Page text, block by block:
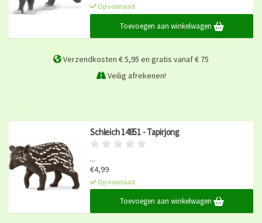
Op voorraad
Toevoegen aan winkelwagen
Verzendkosten € 5,95 en gratis vanaf € 75
Veilig afrekenen!
Schleich 14851 - Tapirjong
...
€4,99
Op voorraad
Toevoegen aan winkelwagen